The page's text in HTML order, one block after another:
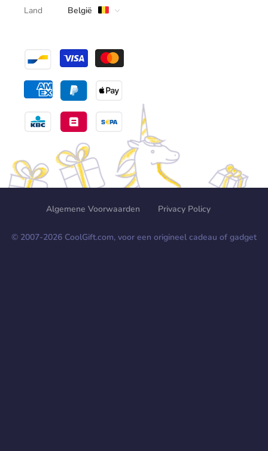
Land België
Algemene Voorwaarden Privacy Policy
© 2007-2026 CoolGift.com, voor een origineel cadeau of gadget